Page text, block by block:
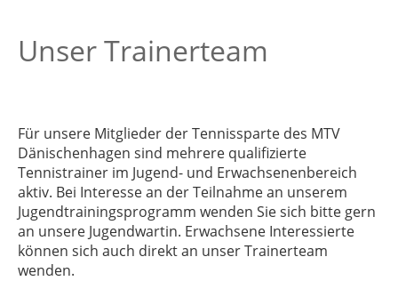
Unser Trainerteam
Für unsere Mitglieder der Tennissparte des MTV
Dänischenhagen sind mehrere qualifizierte
Tennistrainer im Jugend- und Erwachsenenbereich
aktiv. Bei Interesse an der Teilnahme an unserem
Jugendtrainingsprogramm wenden Sie sich bitte gern
an unsere Jugendwartin. Erwachsene Interessierte
können sich auch direkt an unser Trainerteam
wenden.